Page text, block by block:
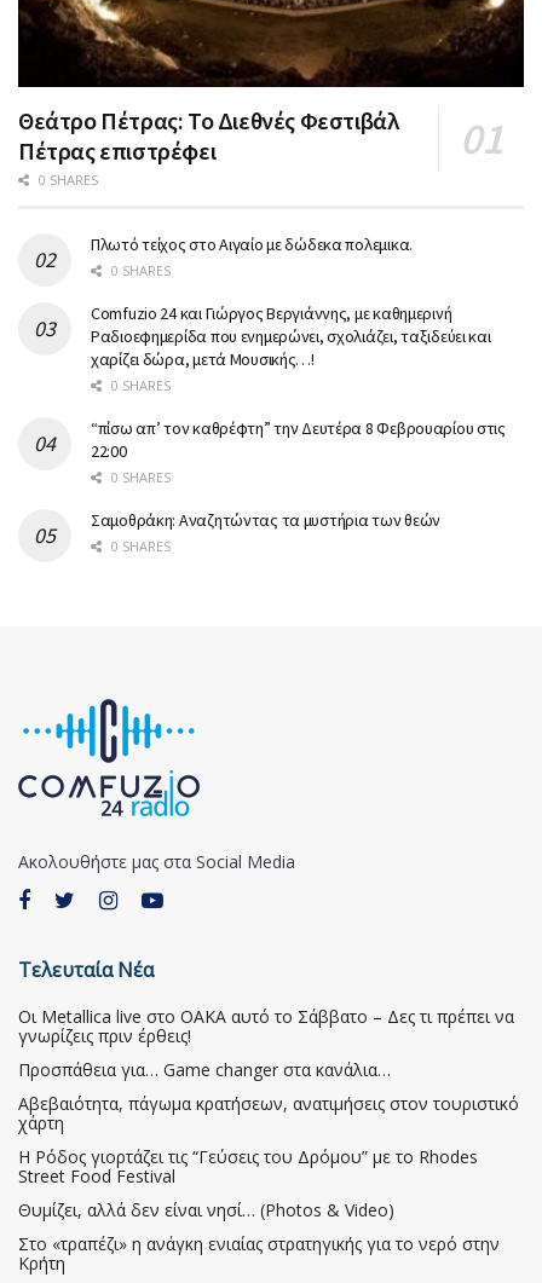
Θεάτρο Πέτρας: Το Διεθνές Φεστιβάλ
Πέτρας επιστρέφει
0 SHARES
Πλωτό τείχος στο Αιγαίο με δώδεκα πολεμικα.
0 SHARES
Comfuzio 24 και Γιώργος Βεργιάννης, με καθημερινή
Ραδιοεφημερίδα που ενημερώνει, σχολιάζει, ταξιδεύει και
χαρίζει δώρα, μετά Μουσικής…!
0 SHARES
“πίσω απ’ τον καθρέφτη” την Δευτέρα 8 Φεβρουαρίου στις
22:00
0 SHARES
Σαμοθράκη: Αναζητώντας τα μυστήρια των θεών
0 SHARES
Ακολουθήστε μας στα Social Media
Τελευταία Νέα
Οι Metallica live στο ΟΑΚΑ αυτό το Σάββατο – Δες τι πρέπει να
γνωρίζεις πριν έρθεις!
Προσπάθεια για… Game changer στα κανάλια…
Αβεβαιότητα, πάγωμα κρατήσεων, ανατιμήσεις στον τουριστικό
χάρτη
Η Ρόδος γιορτάζει τις “Γεύσεις του Δρόμου” με το Rhodes
Street Food Festival
Θυμίζει, αλλά δεν είναι νησί… (Photos & Video)
Στο «τραπέζι» η ανάγκη ενιαίας στρατηγικής για το νερό στην
Κρήτη